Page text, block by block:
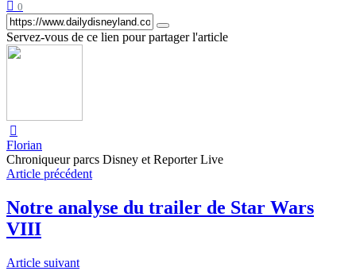
0
Servez-vous de ce lien pour partager l'article
Florian
Chroniqueur parcs Disney et Reporter Live
Article précédent
Notre analyse du trailer de Star Wars
VIII
Article suivant